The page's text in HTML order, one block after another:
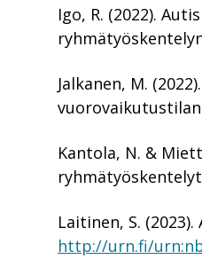
Igo, R. (2022).
Jalkanen, M.
Kantola, N. &
Laitinen, S.
http://urn.fi/